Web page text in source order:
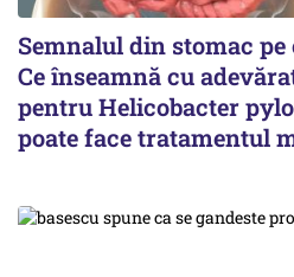
Semnalul din stomac
Ce înseamnă cu
pentru Helicobacter
poate face tratamentul